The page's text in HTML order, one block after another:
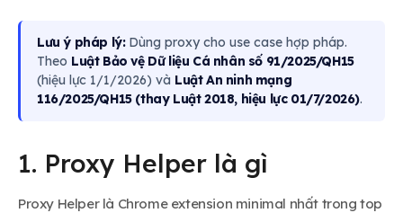
Lưu ý pháp lý:Dùng proxy cho use case hợp pháp.
Theo Luật Bảo vệ Dữ liệu Cá nhân số 91/2025/QH15
(hiệu lực 1/1/2026) và Luật An ninh mạng
116/2025/QH15 (thay Luật 2018, hiệu lực 01/7/2026).
1. Proxy Helper là gì
Proxy Helper là Chrome extension minimal nhất trong top